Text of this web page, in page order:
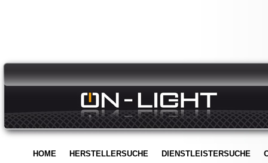
HOME HERSTELLERSUCHE DIENSTLEISTERSUCHE